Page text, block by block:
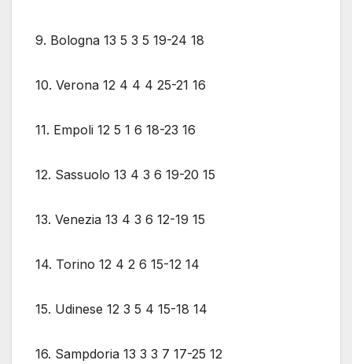
9. Bologna 13 5 3 5 19-24 18
10. Verona 12 4 4 4 25-21 16
11. Empoli 12 5 1 6 18-23 16
12. Sassuolo 13 4 3 6 19-20 15
13. Venezia 13 4 3 6 12-19 15
14. Torino 12 4 2 6 15-12 14
15. Udinese 12 3 5 4 15-18 14
16. Sampdoria 13 3 3 7 17-25 12